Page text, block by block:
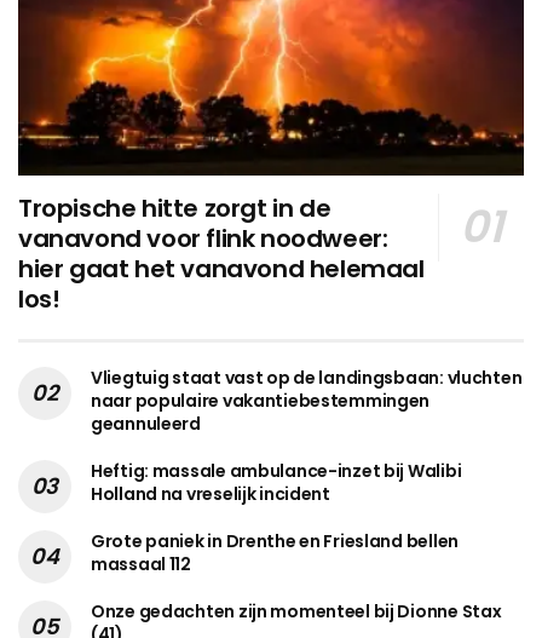
Tropische hitte zorgt in de
vanavond voor flink noodweer:
hier gaat het vanavond helemaal
los!
Vliegtuig staat vast op de landingsbaan: vluchten
naar populaire vakantiebestemmingen
geannuleerd
Heftig: massale ambulance-inzet bij Walibi
Holland na vreselijk incident
Grote paniek in Drenthe en Friesland bellen
massaal 112
Onze gedachten zijn momenteel bij Dionne Stax